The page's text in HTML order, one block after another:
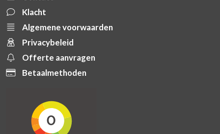
Klacht
Algemene voorwaarden
Privacybeleid
Offerte aanvragen
Betaalmethoden